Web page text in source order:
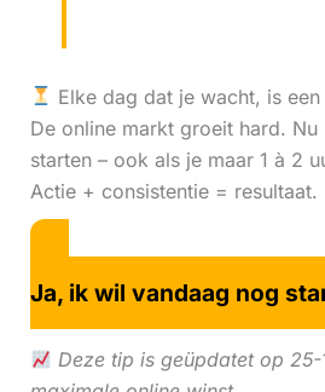
Elke dag dat je wacht, is
De online markt groeit hard.
starten – ook als je maar 1 à 2
Actie + consistentie = resultaat.
Ja, ik wil vandaag nog
Deze tip is geüpdatet op